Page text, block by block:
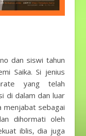
dan siswi tahun
Saika. Si jenius
yang telah
di dalam dan luar
menjabat sebagai
dihormati oleh
iblis, dia juga